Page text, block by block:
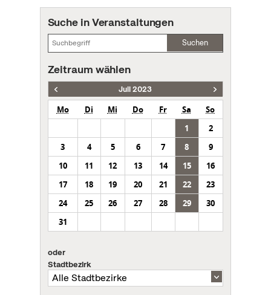
Suche in Veranstaltungen
Suchen
Zeitraum wählen
Juli 2023
Mo Di Mi Do Fr Sa
So
1
2
3
4 5 6 7 8
9
10
11 12 13 14 15
16
17
18 19 20 21 22
23
24
25 26 27 28 29
30
31
oder
Stadtbezirk